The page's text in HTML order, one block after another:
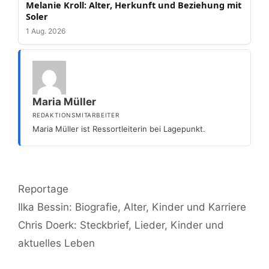
Melanie Kroll: Alter, Herkunft und Beziehung mit
Soler
1 Aug. 2026
Maria Müller
REDAKTIONSMITARBEITER
Maria Müller ist Ressortleiterin bei Lagepunkt.
Kategorien
Reportage
Ilka Bessin: Biografie, Alter, Kinder und Karriere
Chris Doerk: Steckbrief, Lieder, Kinder und
aktuelles Leben